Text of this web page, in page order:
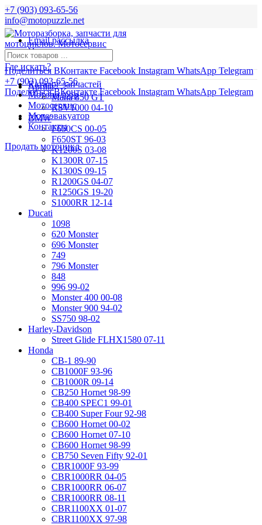
+7 (903) 093-65-56
info@motopuzzle.net
Email рассылка
Новости
Поделиться ВКонтакте Facebook Instagram WhatsApp Telegram
+7 (903) 093-65-56
Поделиться ВКонтакте Facebook Instagram WhatsApp Telegram
Где искать?
Aprilia
Mana 850 GT
RSV1000 04-10
BMW
F650CS 00-05
F650ST 96-03
K1200S 03-08
K1300R 07-15
K1300S 09-15
R1200GS 04-07
R1250GS 19-20
S1000RR 12-14
Ducati
1098
620 Monster
696 Monster
749
796 Monster
848
996 99-02
Monster 400 00-08
Monster 900 94-02
SS750 98-02
Harley-Davidson
Street Glide FLHX1580 07-11
Honda
CB-1 89-90
CB1000F 93-96
CB1000R 09-14
CB250 Hornet 98-99
CB400 SPEC1 99-01
CB400 Super Four 92-98
CB600 Hornet 00-02
CB600 Hornet 07-10
CB600 Hornet 98-99
CB750 Seven Fifty 92-01
CBR1000F 93-99
CBR1000RR 04-05
CBR1000RR 06-07
CBR1000RR 08-11
CBR1100XX 01-07
CBR1100XX 97-98
Каталог запчастей
Мотоподбор
Мотосервис
Мотоэвакуатор
Контакты
Продать мотоцикл